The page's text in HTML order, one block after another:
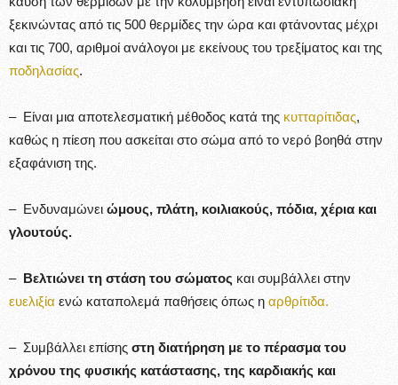
ξεκινώντας από τις 500 θερμίδες την ώρα και φτάνοντας μέχρι
και τις 700, αριθμοί ανάλογοι με εκείνους του τρεξίματος και της
ποδηλασίας.
– Είναι μια αποτελεσματική μέθοδος κατά της κυτταρίτιδας,
καθώς η πίεση που ασκείται στο σώμα από το νερό βοηθά στην
εξαφάνιση της.
– Ενδυναμώνει ώμους, πλάτη, κοιλιακούς, πόδια, χέρια και
γλουτούς.
– Βελτιώνει τη στάση του σώματος και συμβάλλει στην
ευελιξία ενώ καταπολεμά παθήσεις όπως η αρθρίτιδα.
– Συμβάλλει επίσης στη διατήρηση με το πέρασμα του
χρόνου της φυσικής κατάστασης, της καρδιακής και